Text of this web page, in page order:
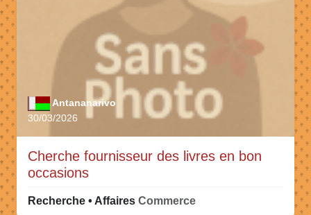
Antananarivo
30/03/2026
Cherche fournisseur des livres en bon
occasions
Recherche • Affaires Commerce